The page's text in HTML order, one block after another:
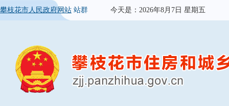
攀枝花市人民政府网站 站群 今天是： 2026年8月7日 星期五